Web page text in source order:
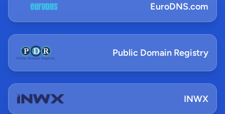
EuroDNS.com
Public Domain Registry
INWX